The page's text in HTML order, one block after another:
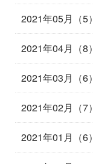
2021年05月（5）
2021年04月（8）
2021年03月（6）
2021年02月（7）
2021年01月（6）